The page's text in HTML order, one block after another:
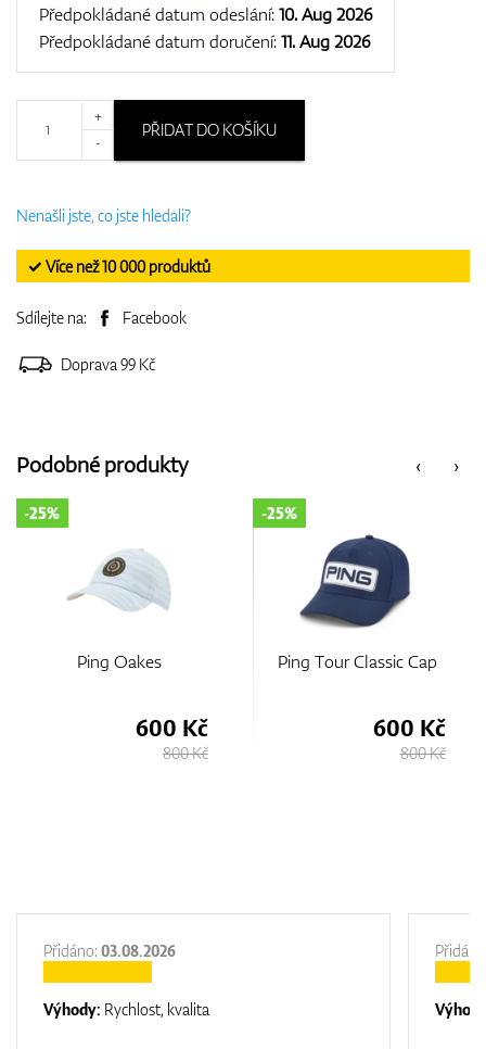
Předpokládané datum odeslání:10. Aug 2026
Předpokládané datum doručení:11. Aug 2026
+
-
PŘIDAT DO KOŠÍKU
Nenašli jste, co jste hledali?
✓ Více než 10 000 produktů
Sdílejte na: Facebook
Doprava 99 Kč
‹
Podobné produkty ›
Ping Oakes
-25%
600 Kč
800 Kč
Ping Tour Classic Cap
-25%
600 Kč
800 Kč
Přidáno: 03.08.2026
Výhody: Rychlost, kvalita